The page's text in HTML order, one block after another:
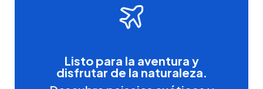
Listo para la aventura y
disfrutar de la naturaleza.